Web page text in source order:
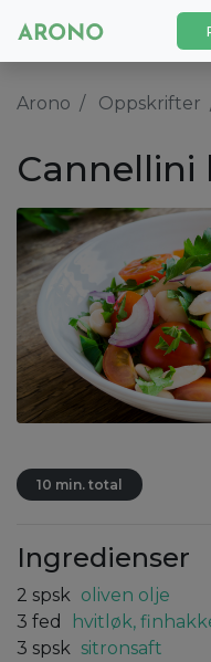
Arono Oppskrifter
Cannellini
10 min. total
Ingredienser
2 spsk oliven olje
3 fed
hvitløk,
3 spsk sitronsaft